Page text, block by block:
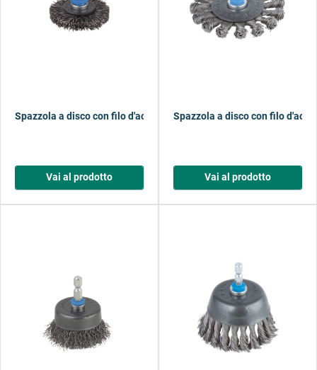
Spazzola a disco con filo d'acciaio, codolo esagonale
Vai al prodotto
Spazzola a disco con filo
Vai al prodotto